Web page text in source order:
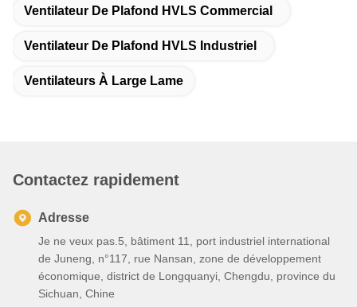
Ventilateur De Plafond HVLS Commercial
Ventilateur De Plafond HVLS Industriel
Ventilateurs À Large Lame
Contactez rapidement
Adresse
Je ne veux pas.5, bâtiment 11, port industriel international
de Juneng, n°117, rue Nansan, zone de développement
économique, district de Longquanyi, Chengdu, province du
Sichuan, Chine